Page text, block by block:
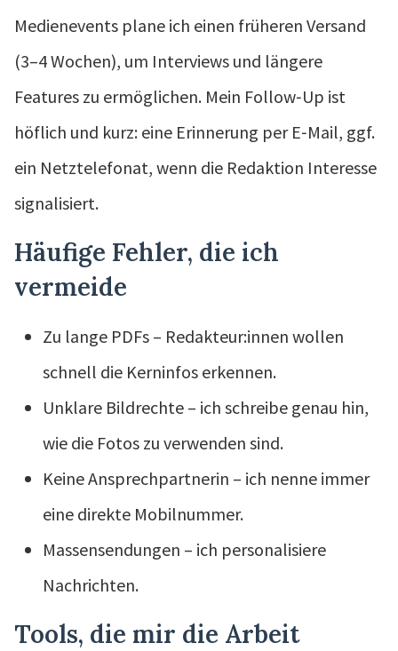
Medienevents plane ich einen früheren Versand
(3–4 Wochen), um Interviews und längere
Features zu ermöglichen. Mein Follow‑Up ist
höflich und kurz: eine Erinnerung per E‑Mail, ggf.
ein Netztelefonat, wenn die Redaktion Interesse
signalisiert.
Häufige Fehler, die ich
vermeide
Zu lange PDFs – Redakteur:innen wollen
schnell die Kerninfos erkennen.
Unklare Bildrechte – ich schreibe genau hin,
wie die Fotos zu verwenden sind.
Keine Ansprechpartnerin – ich nenne immer
eine direkte Mobilnummer.
Massensendungen – ich personalisiere
Nachrichten.
Tools, die mir die Arbeit